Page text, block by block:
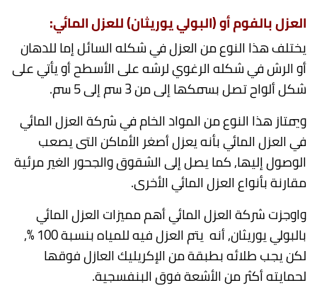
العزلبالفوم أو (البولي يوريثان) للعزلالمائي:
يختلف هذا النوع من العزل في شكله السائل إما للدهان
أو الرش في شكله الرغوي لرشه على الأسطح أو يأتي على
شكل ألواح تصل بسمكها إلى من 3 سم إلى 5 سم.
ويمتاز هذا النوع من المواد الخام في شركة العزل المائي
في العزل المائي بأنه يعزل أصغر الأماكن التى يصعب
الوصول إليها, كما يصل إلى الشقوق والجحور الغير مرئية
مقارنة بأنواع العزل المائي الأخرى.
واوجزت شركة العزل المائي أهم مميزات العزل المائي
بالبولي يوريثان, أنه يتم العزل فيه للمياه بنسبة 100 %,
لكن يجب طلائه بطبقة من الإكريليك العازل فوقها
لحمايته أكثر من الأشعة فوق البنفسجية.